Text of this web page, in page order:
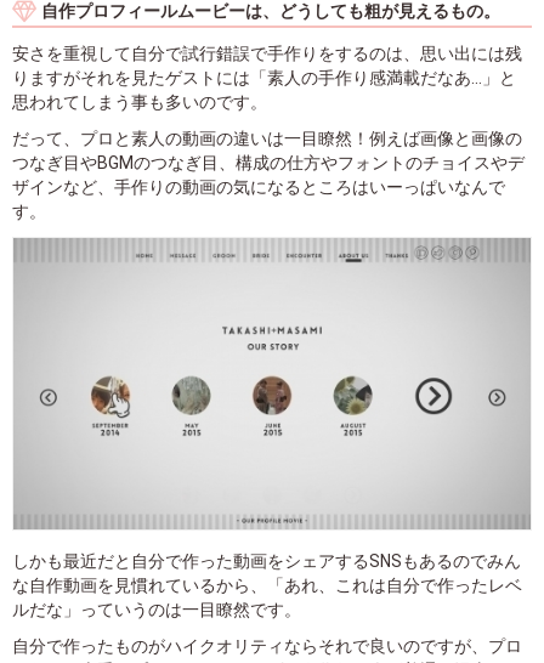
自作プロフィールムービーは、どうしても粗が見えるもの。
安さを重視して自分で試行錯誤で手作りをするのは、思い出には残
りますがそれを見たゲストには「素人の手作り感満載だなあ...」と
思われてしまう事も多いのです。
だって、プロと素人の動画の違いは一目瞭然！例えば画像と画像の
つなぎ目やBGMのつなぎ目、構成の仕方やフォントのチョイスやデ
ザインなど、手作りの動画の気になるところはいーっぱいなんで
す。
しかも最近だと自分で作った動画をシェアするSNSもあるのでみん
な自作動画を見慣れているから、「あれ、これは自分で作ったレベ
ルだな」っていうのは一目瞭然です。
自分で作ったものがハイクオリティならそれで良いのですが、プロ